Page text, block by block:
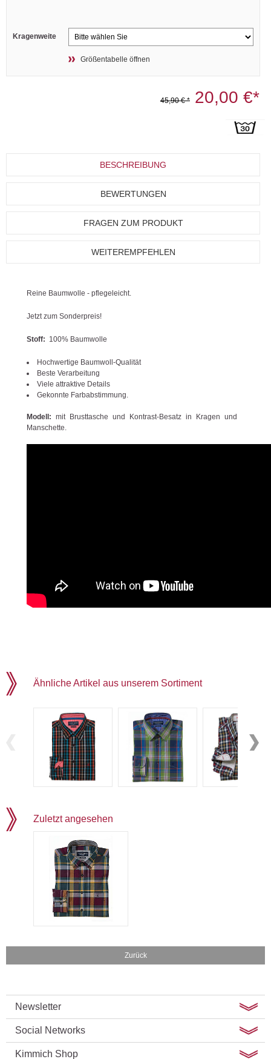
Kragenweite
Größentabelle öffnen
45,90 € * 20,00 €*
BESCHREIBUNG
BEWERTUNGEN
FRAGEN ZUM PRODUKT
WEITEREMPFEHLEN
Reine Baumwolle - pflegeleicht.
Jetzt zum Sonderpreis!
Stoff: 100% Baumwolle
Hochwertige Baumwoll-Qualität
Beste Verarbeitung
Viele attraktive Details
Gekonnte Farbabstimmung.
Modell: mit Brusttasche und Kontrast-Besatz in Kragen und
Manschette.
Ähnliche Artikel aus unserem Sortiment
Zuletzt angesehen
Zurück
Newsletter
Social Networks
Kimmich Shop